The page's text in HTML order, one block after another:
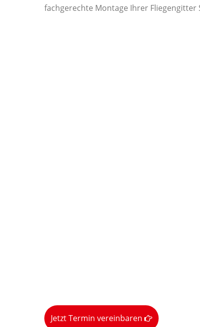
fachgerechte Montage Ihrer Fliegengitter
Jetzt Termin vereinbaren